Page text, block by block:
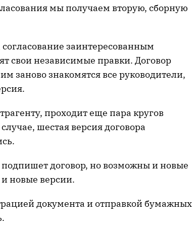
мы получаем вторую, сборную
заинтересованным
свои независимые правки. Договор
заново знакомятся все руководители,
проходит еще пара кругов
шестая версия договора
подпишет договор, но возможны и новые
новые версии.
документа и отправкой бумажных